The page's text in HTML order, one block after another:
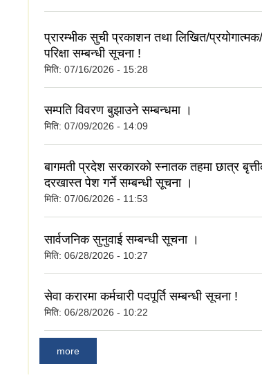
प्रारम्भीक सुची प्रकाशन तथा लिखित/
परिक्षा सम्बन्धी सूचना !
मिति: 07/16/2026 - 15:28
सम्पति विवरण बुझाउने सम्बन्धमा ।
मिति: 07/09/2026 - 14:09
बागमती प्रदेश सरकारकाे स्नातक तहमा छात्र
दरखास्त पेश गर्ने सम्बन्धी सूचना ।
मिति: 07/06/2026 - 11:53
सार्वजनिक सुनुवाई सम्बन्धी सूचना ।
मिति: 06/28/2026 - 10:27
सेवा करारमा कर्मचारी पदपूर्ति सम्बन्धी सूचना !
मिति: 06/28/2026 - 10:22
more